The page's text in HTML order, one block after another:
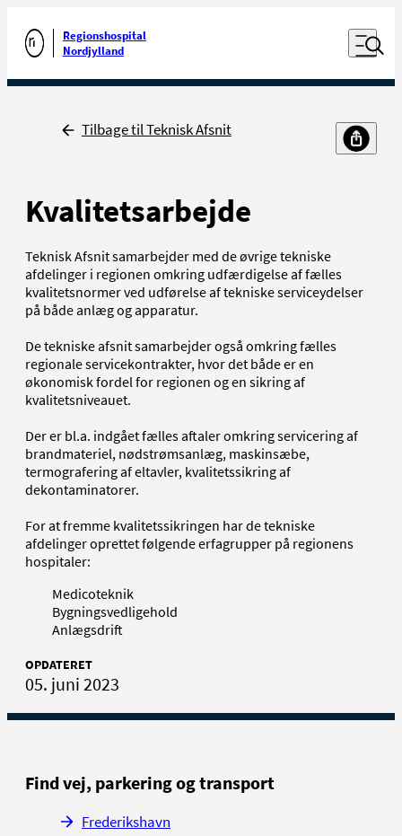
Gå til forsiden
Regionshospital
Nordjylland
Åben
Udfør søgning
Tilbage
Tilbage til Teknisk Afsnit
Kvalitetsarbejde
Teknisk Afsnit samarbejder med de øvrige tekniske
afdelinger i regionen omkring udfærdigelse af fælles
kvalitetsnormer ved udførelse af tekniske serviceydelser
på både anlæg og apparatur.
De tekniske afsnit samarbejder også omkring fælles
regionale servicekontrakter, hvor det både er en
økonomisk fordel for regionen og en sikring af
kvalitetsniveauet.
Der er bl.a. indgået fælles aftaler omkring servicering af
brandmateriel, nødstrømsanlæg, maskinsæbe,
termografering af eltavler, kvalitetssikring af
dekontaminatorer.
For at fremme kvalitetssikringen har de tekniske
afdelinger oprettet følgende erfagrupper på regionens
hospitaler:
Medicoteknik
Bygningsvedligehold
Anlægsdrift
OPDATERET
05. juni 2023
Find vej, parkering og transport
Frederikshavn